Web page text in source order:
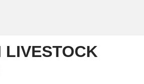
LIVESTOCK